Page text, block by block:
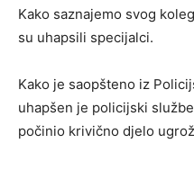
Kako saznajemo svog
su uhapsili specijalci.
Kako je saopšteno iz
uhapšen je policijski
počinio krivično djelo